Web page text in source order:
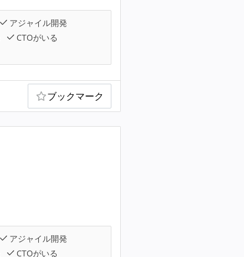
アジャイル開発
CTOがいる
ブックマーク
アジャイル開発
CTOがいる